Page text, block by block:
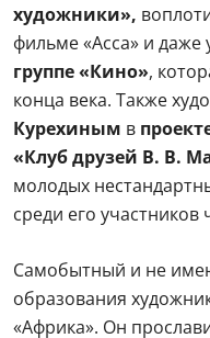
художники»,
фильме «Асса» и даже
группе «Кино»,
конца века. Также
Курехиным в
«Клуб друзей В. В.
молодых
среди его участников
Самобытный и не
образования
«Африка». Он